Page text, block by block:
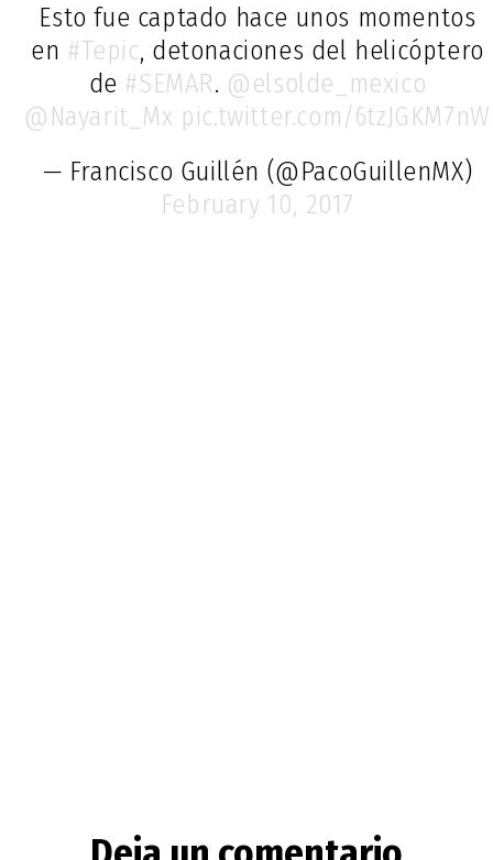
Esto fue captado hace unos momentos
en #Tepic, detonaciones del helicóptero
de #SEMAR. @elsolde_mexico
@Nayarit_Mx pic.twitter.com/6tzJGKM7nW
— Francisco Guillén (@PacoGuillenMX)
February 10, 2017